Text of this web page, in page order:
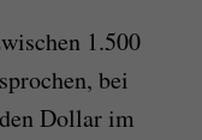
1.500
bei
Dollar im